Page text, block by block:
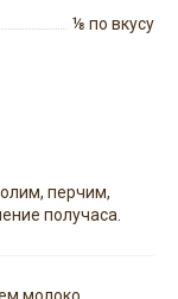
⅛ по вкусу
перчим,
получаса.